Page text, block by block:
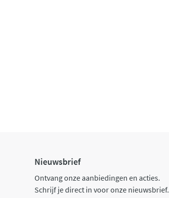
Nieuwsbrief
Ontvang onze aanbiedingen en acties.
Schrijf je direct in voor onze nieuwsbrief.